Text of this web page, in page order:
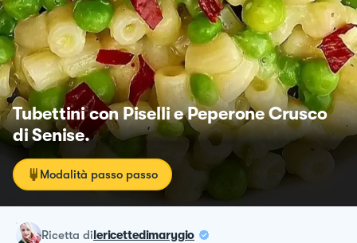
Tubettini con Piselli e Peperone Crusco
di Senise.
Modalità passo passo
ricetta dilericettedimarygio